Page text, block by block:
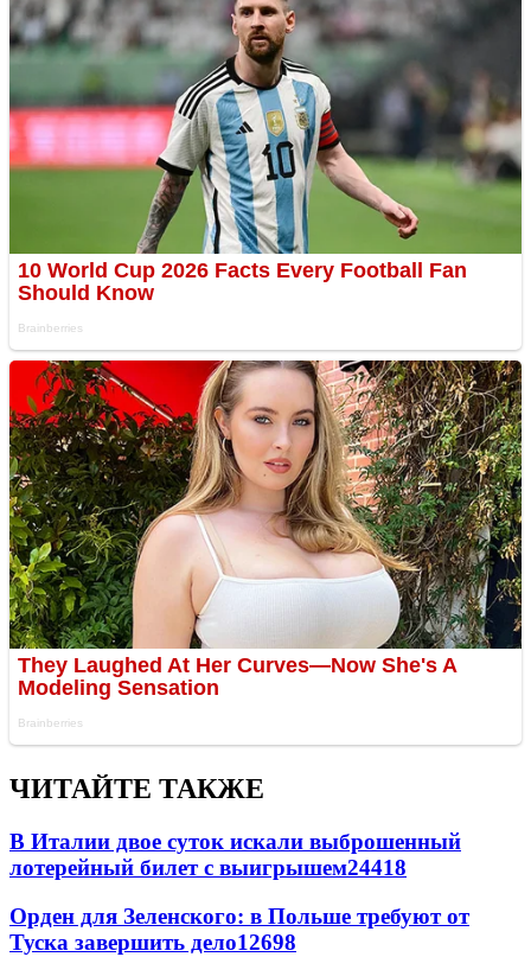
ЧИТАЙТЕ ТАКЖЕ
В Италии двое суток искали выброшенный
лотерейный билет с выигрышем24418
Орден для Зеленского: в Польше требуют от
Туска завершить дело12698